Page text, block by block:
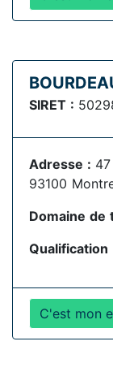
SIRET :
Adresse :
93100
Domaine de
Qualification
C'est mon